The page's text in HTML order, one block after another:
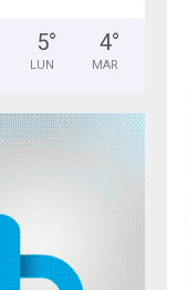
5°
LUN
4°
MAR